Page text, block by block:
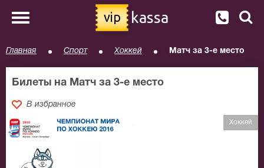
vip kassa
Главная Спорт Хоккей Матч за 3-е место
Билеты на Матч за 3-е место
В избранное
Хоккей